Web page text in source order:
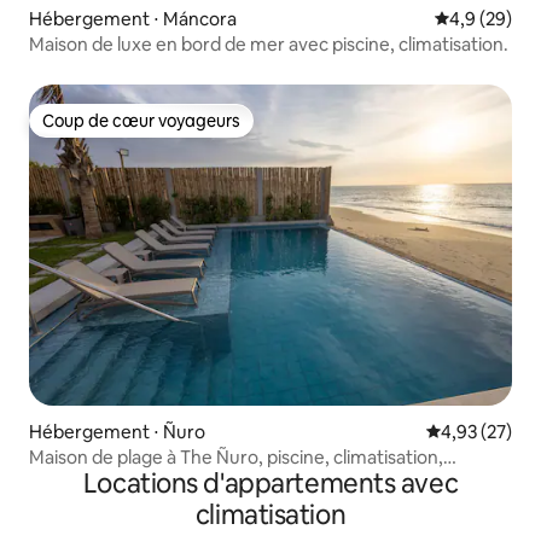
Hébergement ⋅ Máncora Évaluation
4,9 (29)
Maison de luxe en bord de mer avec piscine, climatisation.
Coup de cœur voyageurs
Coup de cœur voyageurs
Hébergement ⋅ Ñuro Évaluation
4,93 (27)
Maison de plage à The Ñuro, piscine, climatisation,
karaokéLocations d'appartements avec
climatisation